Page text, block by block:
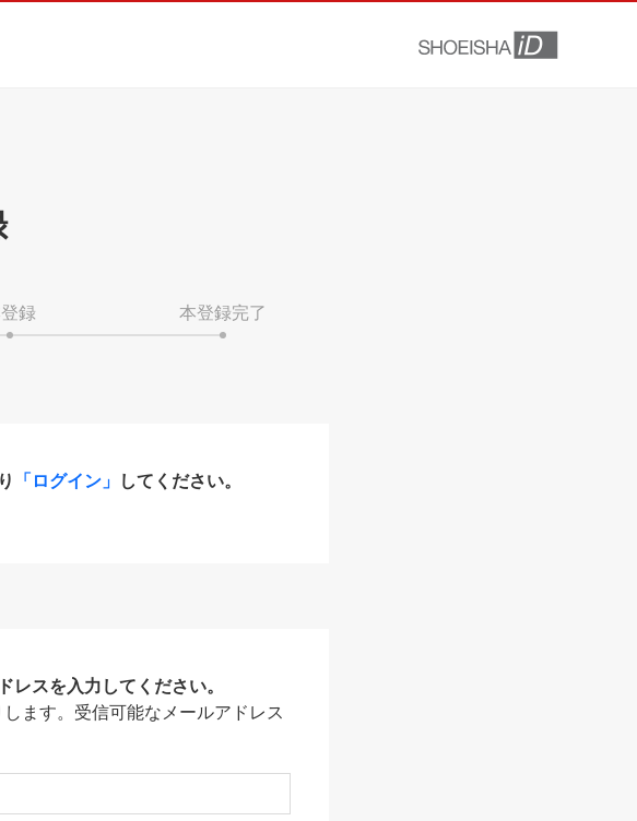
録 本登録完了
「ログイン」 してください。
スを入力してください。
ます。受信可能なメールアドレス